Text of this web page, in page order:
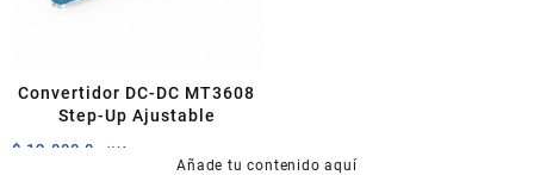
Convertidor DC-DC MT3608
Step-Up Ajustable
$ 12.000,0 +IVA
Añade tu contenido aquí